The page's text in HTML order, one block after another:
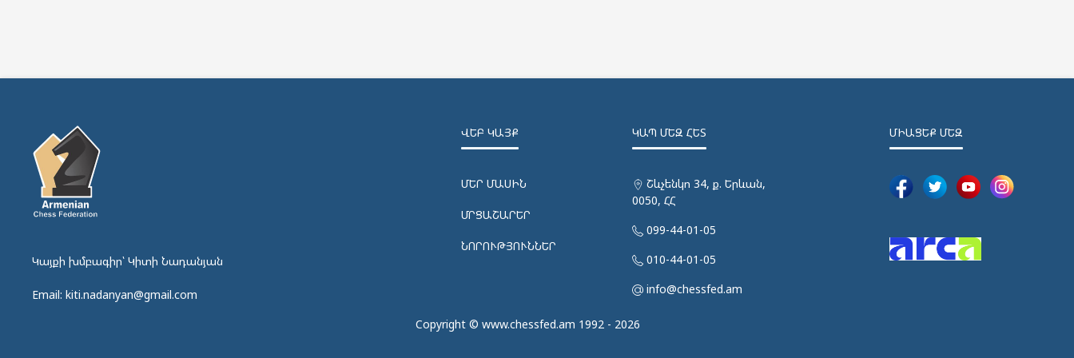
Կայքի խմբագիր՝ Կիտի Նադանյան
Email: kiti.nadanyan@gmail.com
ՎԵԲ ԿԱՅՔ
ՄԵՐ ՄԱՍԻՆ
ՄՐՑԱՇԱՐԵՐ
ՆՈՐՈՒԹՅՈՒՆՆԵՐ
ԿԱՊ ՄԵԶ ՀԵՏ
Շևչենկո 34, ք. Երևան,
0050, ՀՀ
099-44-01-05
010-44-01-05
info@chessfed.am
ՄԻԱՑԵՔ ՄԵԶ
Copyright © www.chessfed.am 1992 - 2026